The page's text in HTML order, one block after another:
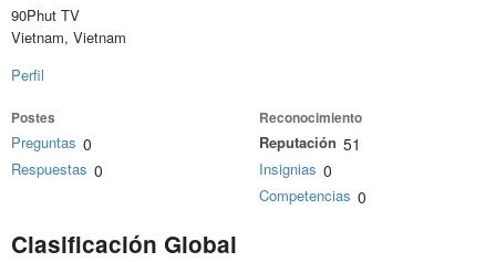
90Phut TV
Vietnam, Vietnam
Perfil
Postes
Preguntas 0
Respuestas 0
Reconocimiento
Reputación 51
Insignias 0
Competencias 0
Clasificación Global